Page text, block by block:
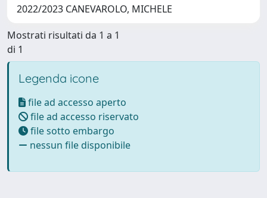
2022/2023 CANEVAROLO, MICHELE
Mostrati risultati da 1 a 1
di 1
Legenda icone
file ad accesso aperto
file ad accesso riservato
file sotto embargo
nessun file disponibile